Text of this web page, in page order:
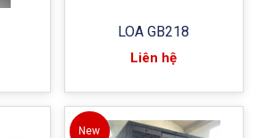
LOA GB218
Liên hệ
New